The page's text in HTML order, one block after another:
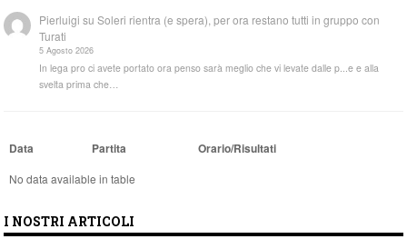
Pierluigi suSoleri rientra (e spera), per ora restano tutti in gruppo con
Turati
5 Agosto 2026
In lega pro ci avete portato ora penso sarà meglio che vi levate dalle p...e e alla
svelta prima che…
Data Partita Orario/Risultati
No data available in table
I NOSTRI ARTICOLI